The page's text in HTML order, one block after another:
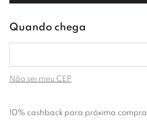
Não sei meu CEP
10% cashback para próxima compra